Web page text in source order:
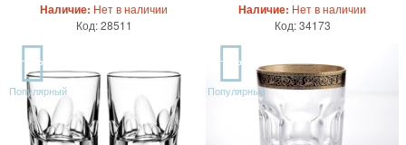
Наличие: Нет в наличии
Код: 28511
Наличие: Нет в наличии
Код: 34173
TOP
Популярный
TOP
Популярный